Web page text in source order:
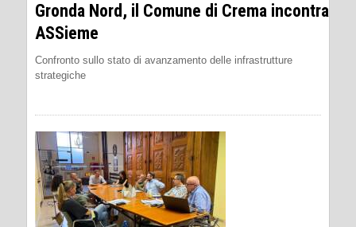
Gronda Nord, il Comune di Crema incontra
ASSieme
Confronto sullo stato di avanzamento delle infrastrutture
strategiche